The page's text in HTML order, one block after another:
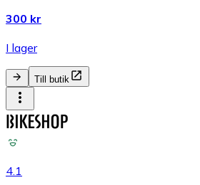
300 kr
I lager
Till butik
4.1